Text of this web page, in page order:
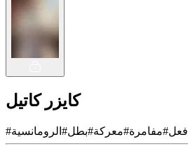
كايزر كاتيل
# فعل#مفامرة#معركة#بطل# الرومانسية